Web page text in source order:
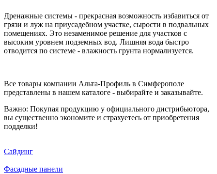
Дренажные системы - прекрасная возможность избавиться от
грязи и луж на приусадебном участке, сырости в подвальных
помещениях. Это незаменимое решение для участков с
высоким уровнем подземных вод. Лишняя вода быстро
отводится по системе - влажность грунта нормализуется.
Все товары компании Альта-Профиль в Симферополе
представлены в нашем каталоге - выбирайте и заказывайте.
Важно: Покупая продукцию у официального дистрибьютора,
вы существенно экономите и страхуетесь от приобретения
подделки!
Сайдинг
Фасадные панели